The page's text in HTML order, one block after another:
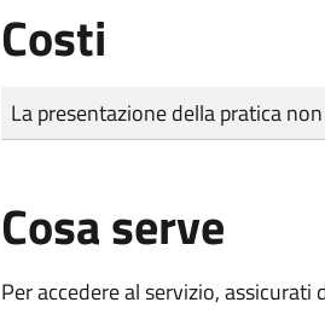
Costi
Tipo di pagamento
Importo
La presentazione della pratica
Cosa serve
Per accedere al servizio, assicurati